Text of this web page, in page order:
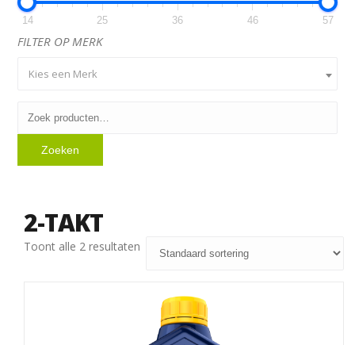
14 25 36 46 57
FILTER OP MERK
Kies een Merk
Zoeken
naar:
Zoeken
2-TAKT
Toont alle 2 resultaten